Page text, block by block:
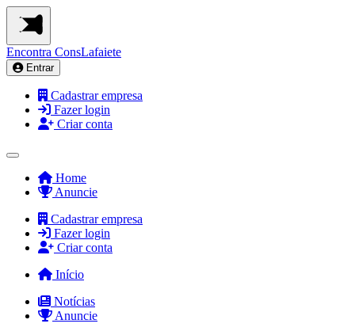
Encontra ConsLafaiete
Entrar
Cadastrar empresa
Fazer login
Criar conta
Home
Anuncie
Cadastrar empresa
Fazer login
Criar conta
Início
Notícias
Anuncie